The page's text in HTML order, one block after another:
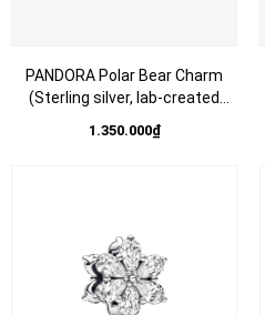
PANDORA Polar Bear Charm
(Sterling silver, lab-created
hình gấu bắc cực ôm đá opal
1.350.000₫